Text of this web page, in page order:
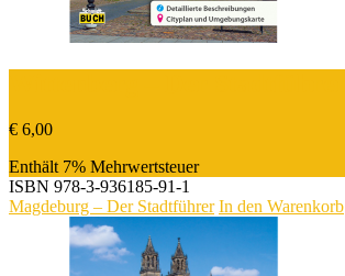
€ 6,00
Enthält 7% Mehrwertsteuer
ISBN 978-3-936185-91-1
Magdeburg – Der Stadtführer In den Warenkorb